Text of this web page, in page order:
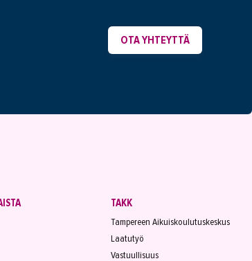
OTA YHTEYTTÄ
TAKK
Tampereen Aikuiskoulutuskeskus
Laatutyö
Vastuullisuus